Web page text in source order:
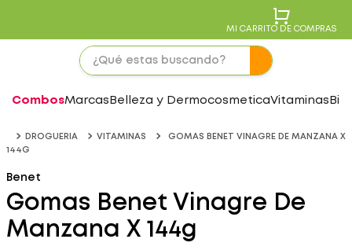
MI CARRITO DE COMPRAS
CombosMarcas Belleza y DermocosmeticaVitaminas
DROGUERIA VITAMINAS
GOMAS BENET VINAGRE DE MANZANA X
144G
Benet
Gomas Benet Vinagre De
Manzana X 144g